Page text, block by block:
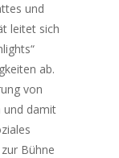
und
leitet sich
ab.
von
und damit
Bühne